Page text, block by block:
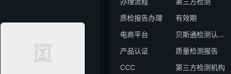
质检报告办理
有效期
电商平台
贝斯通检测认证中心
产品认证
质量检测报告
CCC
第三方检测机构